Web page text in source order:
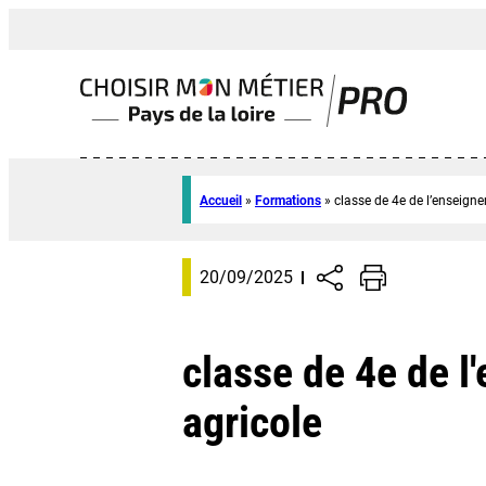
Accueil » Formations » classe de 4e de
20/09/2025
classe de 4e de
agricole